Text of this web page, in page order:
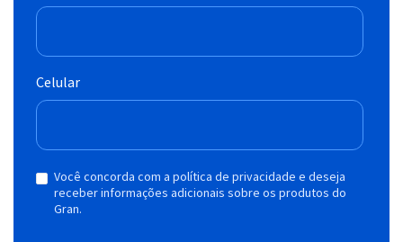
Celular
Você concorda com a política de privacidade e deseja
receber informações adicionais sobre os produtos do
Gran.